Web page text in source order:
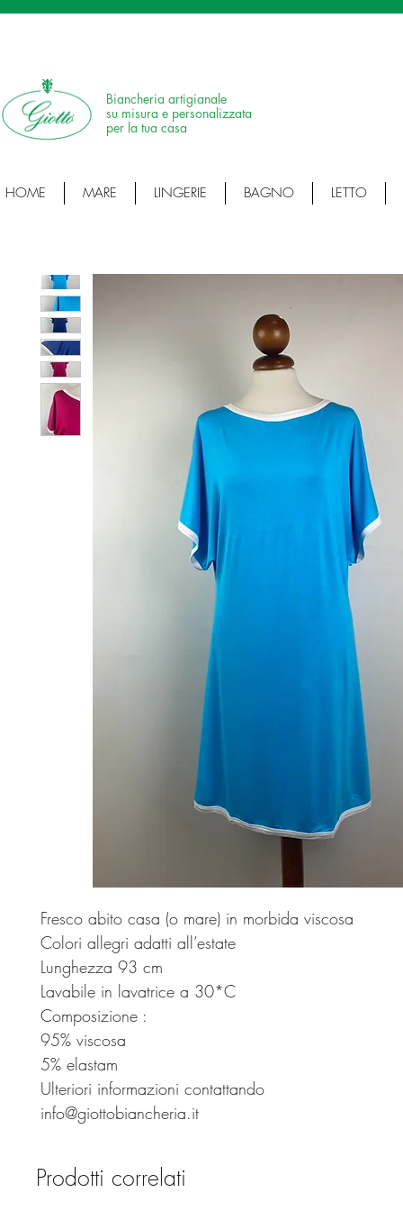
Biancheria artigianale
su misura e personalizzata
per la tua casa
HOME MARE LINGERIE BAGNO LETTO
Fresco abito casa (o mare) in morbida viscosa
Colori allegri adatti all’estate
Lunghezza 93 cm
Lavabile in lavatrice a 30*C
Composizione :
95% viscosa
5% elastam
Ulteriori informazioni contattando
info@giottobiancheria.it
Prodotti correlati